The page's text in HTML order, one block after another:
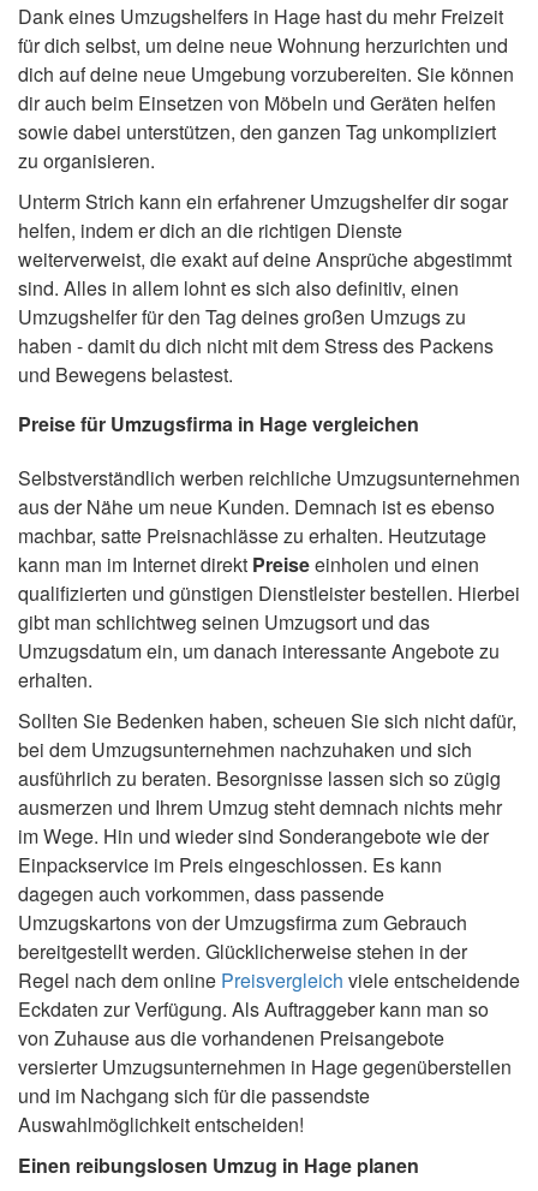
Dank eines Umzugshelfers in Hage hast du mehr Freizeit
für dich selbst, um deine neue Wohnung herzurichten und
dich auf deine neue Umgebung vorzubereiten. Sie können
dir auch beim Einsetzen von Möbeln und Geräten helfen
sowie dabei unterstützen, den ganzen Tag unkompliziert
zu organisieren.
Unterm Strich kann ein erfahrener Umzugshelfer dir sogar
helfen, indem er dich an die richtigen Dienste
weiterverweist, die exakt auf deine Ansprüche abgestimmt
sind. Alles in allem lohnt es sich also definitiv, einen
Umzugshelfer für den Tag deines großen Umzugs zu
haben - damit du dich nicht mit dem Stress des Packens
und Bewegens belastest.
Preise für Umzugsfirma in Hage vergleichen
Selbstverständlich werben reichliche Umzugsunternehmen
aus der Nähe um neue Kunden. Demnach ist es ebenso
machbar, satte Preisnachlässe zu erhalten. Heutzutage
kann man im Internet direkt Preiseeinholen und einen
qualifizierten und günstigen Dienstleister bestellen. Hierbei
gibt man schlichtweg seinen Umzugsort und das
Umzugsdatum ein, um danach interessante Angebote zu
erhalten.
Sollten Sie Bedenken haben, scheuen Sie sich nicht dafür,
bei dem Umzugsunternehmen nachzuhaken und sich
ausführlich zu beraten. Besorgnisse lassen sich so zügig
ausmerzen und Ihrem Umzug steht demnach nichts mehr
im Wege. Hin und wieder sind Sonderangebote wie der
Einpackservice im Preis eingeschlossen. Es kann
dagegen auch vorkommen, dass passende
Umzugskartons von der Umzugsfirma zum Gebrauch
bereitgestellt werden. Glücklicherweise stehen in der
Regel nach dem online Preisvergleich viele entscheidende
Eckdaten zur Verfügung. Als Auftraggeber kann man so
von Zuhause aus die vorhandenen Preisangebote
versierter Umzugsunternehmen in Hage gegenüberstellen
und im Nachgang sich für die passendste
Auswahlmöglichkeit entscheiden!
Einen reibungslosen Umzug in Hage planen